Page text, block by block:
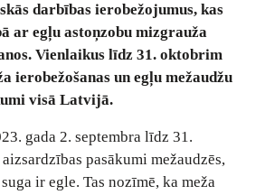
darbības ierobežojumus, kas
ar egļu astoņzobu mizgrauža
Vienlaikus līdz 31. oktobrim
ierobežošanas un egļu mežaudžu
visā Latvijā.
gada 2. septembra līdz 31.
pasākumi mežaudzēs,
ir egle. Tas nozīmē, ka meža